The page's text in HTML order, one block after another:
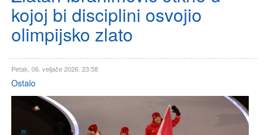
kojoj bi disciplini osvojio
olimpijsko zlato
Petak, 06. veljače 2026. 23:58
Ostalo